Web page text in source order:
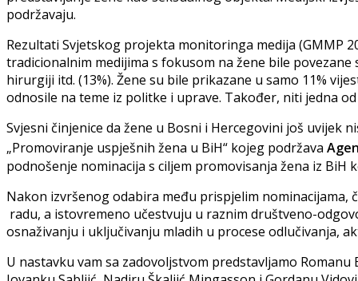
podržavaju.
Rezultati Svjetskog projekta monitoringa medija (GMMP
tradicionalnim medijima s fokusom na žene bile
hirurgiji itd. (13%). Žene su bile prikazane u samo 11%
odnosile na teme iz politke i uprave. Također, niti jedna
Svjesni činjenice da žene u Bosni i Hercegovini još uvijek
„Promoviranje uspješnih žena u BiH“ kojeg podržava
podnošenje nominacija s ciljem promovisanja žena iz
Nakon izvršenog odabira među prispjelim nominacijama,
radu, a istovremeno učestvuju u raznim društveno-
osnaživanju i uključivanju mladih u procese odlučivanja,
U nastavku vam sa zadovoljstvom predstavljamo